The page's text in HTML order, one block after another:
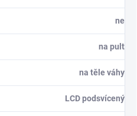
ne
na pult
na těle váhy
LCD podsvícený